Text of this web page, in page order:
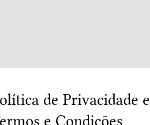
de Privacidade e
e Condições